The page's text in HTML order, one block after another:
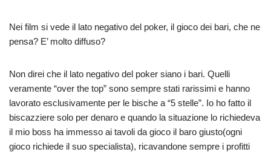
Nei film si vede il lato negativo del poker, il gioco dei bari, che ne
pensa? E’ molto diffuso?
Non direi che il lato negativo del poker siano i bari. Quelli
veramente “over the top” sono sempre stati rarissimi e hanno
lavorato esclusivamente per le bische a “5 stelle”. Io ho fatto il
biscazziere solo per denaro e quando la situazione lo richiedeva
il mio boss ha immesso ai tavoli da gioco il baro giusto(ogni
gioco richiede il suo specialista), ricavandone sempre i profitti